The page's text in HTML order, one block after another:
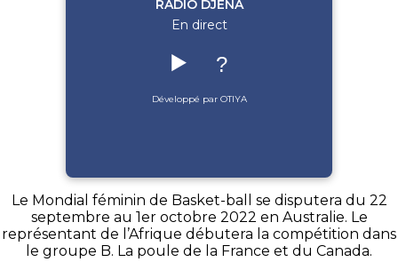
RADIO DJENA
En direct
▶️ ?
Développé par OTIYA
Le Mondial féminin de Basket-ball se disputera du 22
septembre au 1er octobre 2022 en Australie. Le
représentant de l’Afrique débutera la compétition dans
le groupe B. La poule de la France et du Canada.